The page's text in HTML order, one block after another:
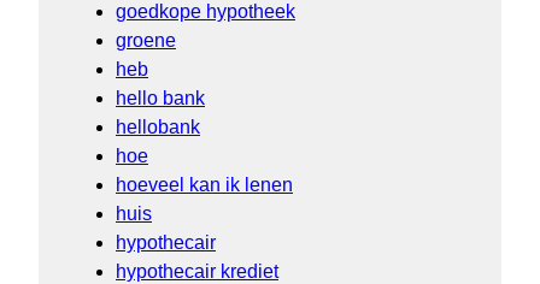
goedkope hypotheek
groene
heb
hello bank
hellobank
hoe
hoeveel kan ik lenen
huis
hypothecair
hypothecair krediet